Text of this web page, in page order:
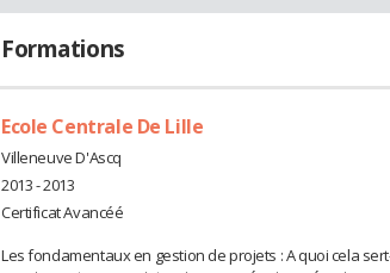
Formations
Ecole Centrale De Lille
Villeneuve D'Ascq
2013 - 2013
Certificat Avancéé
Les fondamentaux en gestion de projets : A quoi cela